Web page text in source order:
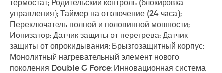
термостат; Родительский контроль (блокировка
управления); Таймер на отключение (24 часа);
Переключатель полной и половинной мощности;
Ионизатор; Датчик защиты от перегрева; Датчик
защиты от опрокидывания; Брызгозащитный корпус;
Монолитный нагревательный элемент нового
поколения Double G Force; Инновационная система